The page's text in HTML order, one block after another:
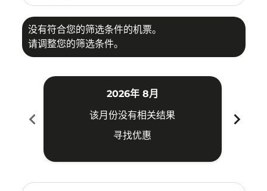
没有符合您的筛选条件的机票。
请调整您的筛选条件。
chevron_left
2026年 8月
该月份没有相关结果
寻找优惠
chevron_right